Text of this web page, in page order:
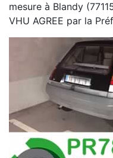
mesure à Blandy
VHU AGREE par la